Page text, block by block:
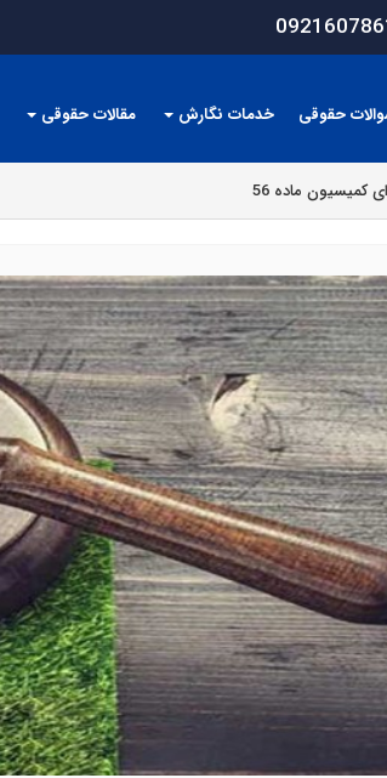
حقوقی خدمات نگارش مقالات حقوقی
کمیسیون ماده 56